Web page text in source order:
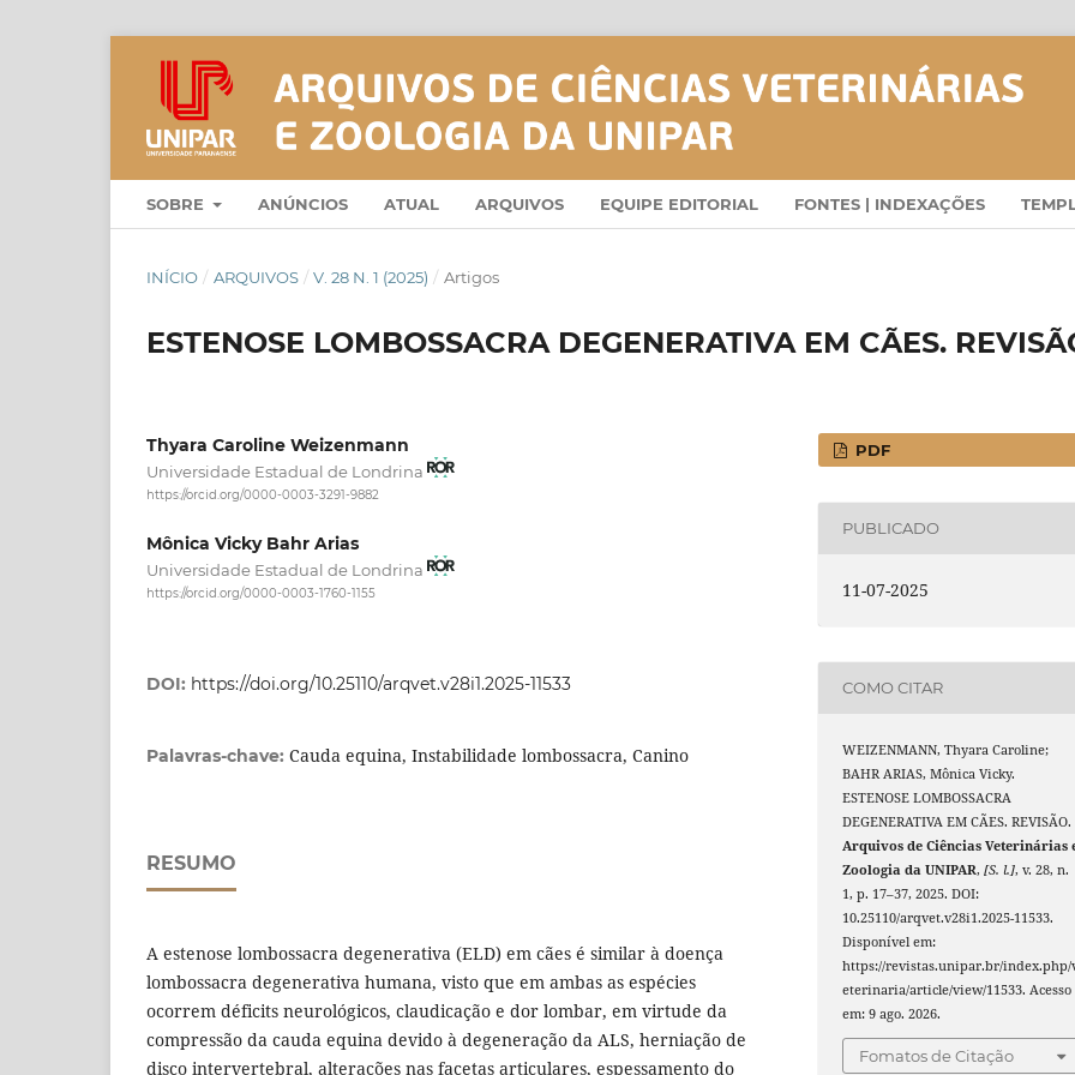
SOBRE ANÚNCIOS ATUAL ARQUIVOS EQUIPE EDITORIAL FONTES | INDEXAÇÕES
INÍCIO / ARQUIVOS / V. 28 N. 1 (2025) / Artigos
ESTENOSE LOMBOSSACRA DEGENERATIVA EM CÃES.
Thyara Caroline Weizenmann
Universidade Estadual de Londrina
https://orcid.org/0000-0003-3291-9882
Mônica Vicky Bahr Arias
Universidade Estadual de Londrina
https://orcid.org/0000-0003-1760-1155
DOI: https://doi.org/10.25110/arqvet.v28i1.2025-11533
Palavras-chave: Cauda equina, Instabilidade lombossacra, Canino
RESUMO
A estenose lombossacra degenerativa (ELD) em cães é similar à doença
lombossacra degenerativa humana, visto que em ambas as espécies
ocorrem déficits neurológicos, claudicação e dor lombar, em virtude da
compressão da cauda equina devido à degeneração da ALS, herniação de
disco intervertebral, alterações nas facetas articulares, espessamento do
PDF
PUBLICADO
11-07-2025
COMO CITAR
WEIZENMANN, Thyara Caroline;
BAHR ARIAS, Mônica Vicky.
ESTENOSE LOMBOSSACRA
DEGENERATIVA EM CÃES. REVISÃO.
Arquivos de Ciências Veterinárias
Zoologia da UNIPAR,[S. l.], v. 28, n.
1, p. 17–37, 2025. DOI:
10.25110/arqvet.v28i1.2025-11533.
Disponível em:
https://revistas.unipar.br/index.php/
eterinaria/article/view/11533. Acesso
em: 9 ago. 2026.
Fomatos de Citação